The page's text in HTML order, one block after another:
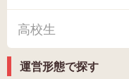
高校生
運営形態で探す